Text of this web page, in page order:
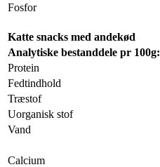
Fosfor
Katte snacks med andekød
Analytiske bestanddele pr 100g:
Protein
Fedtindhold
Træstof
Uorganisk stof
Vand
Calcium